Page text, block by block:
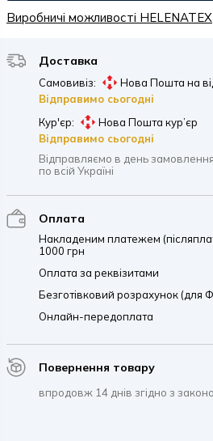
Виробничі можливості HELENATEX
Доставка
Самовивіз:
Нова Пошта на
Відправимо сьогодні
Кур'єр:
Нова Пошта кур’єр
Відправимо сьогодні
Відправляємо в день
по всій Україні
Оплата
Накладеним платежем
1000 грн
Оплата за реквізитами
Безготівковий розрахунок (для
Онлайн-передоплата
Повернення товару
впродовж 14 днів згідно з